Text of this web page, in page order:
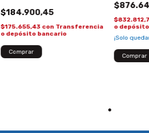
ESCRITORIO
$184.900,45
$175.655,43 con Transferencia
o depósito bancario
o
¡Solo